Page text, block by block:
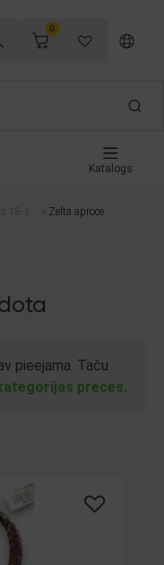
0
Katalogs
18-19
Zelta aproce
pieejama. Taču
preces.